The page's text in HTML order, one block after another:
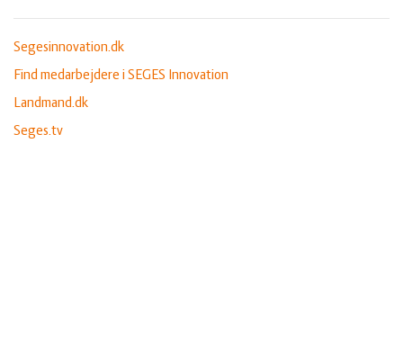
Segesinnovation.dk
Find medarbejdere i SEGES Innovation
Landmand.dk
Seges.tv